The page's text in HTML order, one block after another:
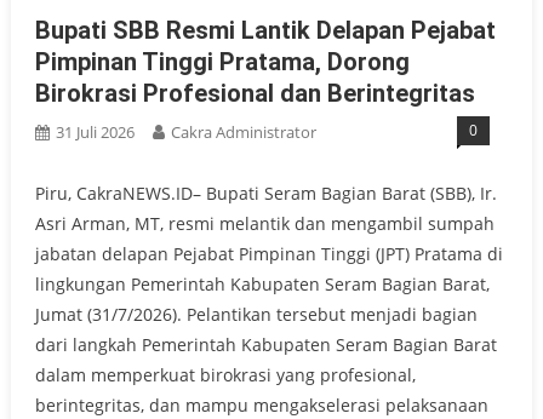
Bupati SBB Resmi Lantik Delapan Pejabat
Pimpinan Tinggi Pratama, Dorong
Birokrasi Profesional dan Berintegritas
31 Juli 2026 Cakra Administrator 0
Piru, CakraNEWS.ID– Bupati Seram Bagian Barat (SBB), Ir.
Asri Arman, MT, resmi melantik dan mengambil sumpah
jabatan delapan Pejabat Pimpinan Tinggi (JPT) Pratama di
lingkungan Pemerintah Kabupaten Seram Bagian Barat,
Jumat (31/7/2026). Pelantikan tersebut menjadi bagian
dari langkah Pemerintah Kabupaten Seram Bagian Barat
dalam memperkuat birokrasi yang profesional,
berintegritas, dan mampu mengakselerasi pelaksanaan